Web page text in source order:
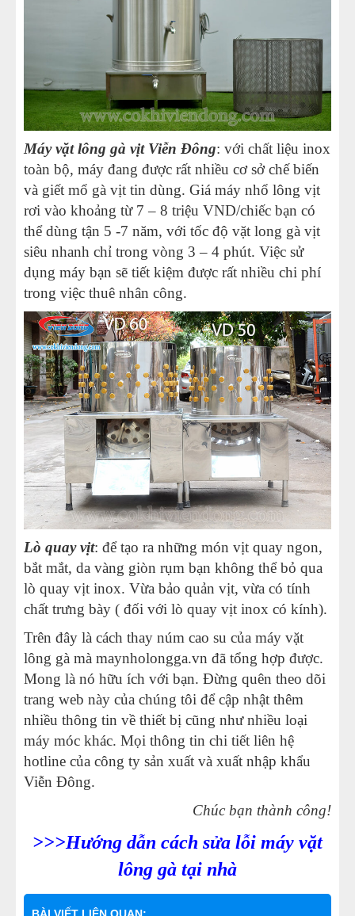
Máy vặt lông gà vịt Viễn Đông: với chất liệu inox
toàn bộ, máy đang được rất nhiều cơ sở chế biến
và giết mổ gà vịt tin dùng. Giá máy nhổ lông vịt
rơi vào khoảng từ 7 – 8 triệu VND/chiếc bạn có
thể dùng tận 5 -7 năm, với tốc độ vặt long gà vịt
siêu nhanh chỉ trong vòng 3 – 4 phút. Việc sử
dụng máy bạn sẽ tiết kiệm được rất nhiều chi phí
trong việc thuê nhân công.
Lò quay vịt: để tạo ra những món vịt quay ngon,
bắt mắt, da vàng giòn rụm bạn không thể bỏ qua
lò quay vịt inox. Vừa bảo quản vịt, vừa có tính
chất trưng bày ( đối với lò quay vịt inox có kính).
Trên đây là cách thay núm cao su của máy vặt
lông gà mà maynholongga.vn đã tổng hợp được.
Mong là nó hữu ích với bạn. Đừng quên theo dõi
trang web này của chúng tôi để cập nhật thêm
nhiều thông tin về thiết bị cũng như nhiều loại
máy móc khác. Mọi thông tin chi tiết liên hệ
hotline của công ty sản xuất và xuất nhập khẩu
Viễn Đông.
Chúc bạn thành công!
>>>Hướng dẫn cách sửa lỗi máy vặt
lông gà tại nhà